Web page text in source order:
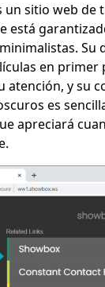
un sitio web de
está
Su
en primer
atención, y su
es
apreciará